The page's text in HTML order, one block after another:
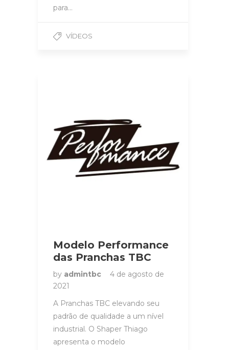
para…
VÍDEOS
Modelo Performance
das Pranchas TBC
by admintbc
4 de agosto de
2021
A Pranchas TBC elevando seu
padrão de qualidade a um nível
industrial. O Shaper Thiago
apresenta o modelo